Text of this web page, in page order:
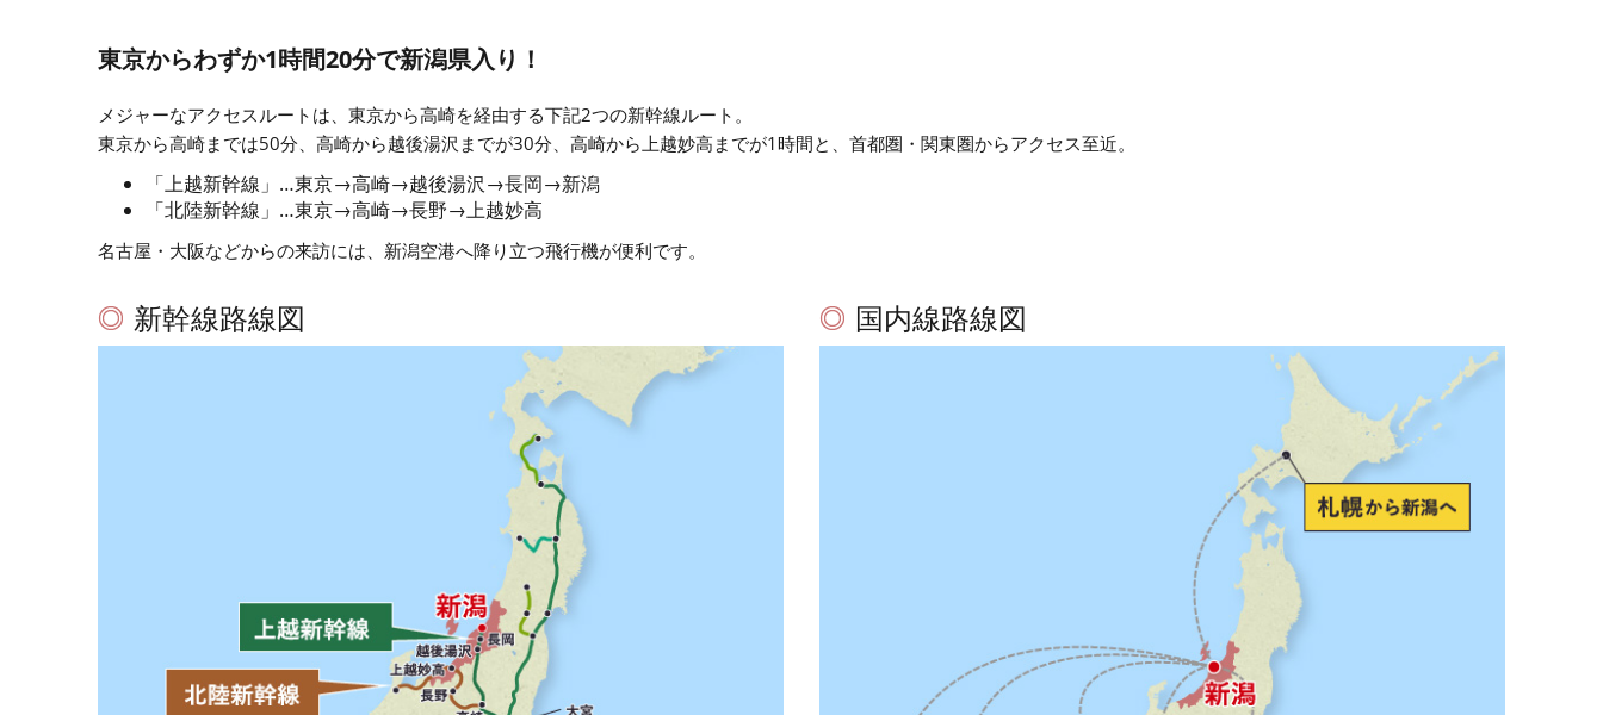
東京からわずか1時間20分で新潟県入り！
メジャーなアクセスルートは、東京から高崎を経由する下記2つの新幹線ルート。
東京から高崎までは50分、高崎から越後湯沢までが30分、高崎から上越妙高までが1時間と、首都圏・関東圏からアクセス至近。
「上越新幹線」…東京→高崎→越後湯沢→長岡→新潟
「北陸新幹線」…東京→高崎→長野→上越妙高
名古屋・大阪などからの来訪には、新潟空港へ降り立つ飛行機が便利です。
新幹線路線図 国内線路線図